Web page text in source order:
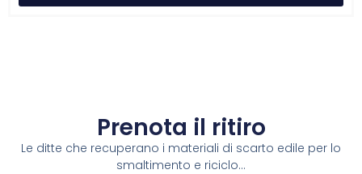
Prenota il ritiro
Le ditte che recuperano i materiali di scarto edile per lo
smaltimento e riciclo...